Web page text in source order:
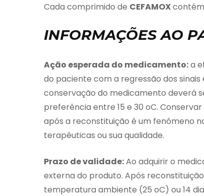
Cada comprimido de CEFAMOX
INFORMAÇÕES AO
Ação esperada do medicamento:a
do paciente com a regressão dos sinais
conservação do medicamento deverá
preferência entre 15 e 30 oC.
após a reconstituição é um fenômeno
terapêuticas ou sua qualidade.
Prazo de validade:Ao adquirir o
externa do produto. Após
temperatura ambiente (25 oC) ou 14